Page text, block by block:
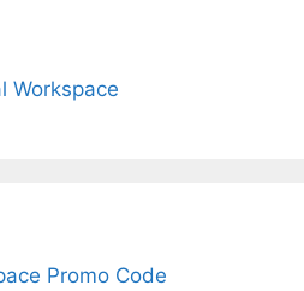
Workspace
Promo Code